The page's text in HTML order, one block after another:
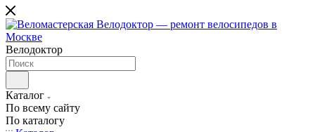
Велодоктор
Каталог
По всему сайту
По каталогу